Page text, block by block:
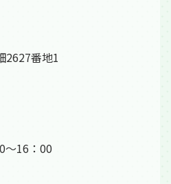
2627番地1
～16：00